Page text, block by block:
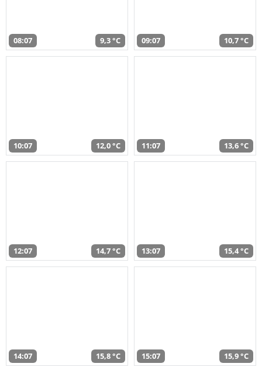
08:07 9,3 °C 09:07 10,7 °C
10:07 12,0 °C 11:07 13,6 °C
12:07 14,7 °C 13:07 15,4 °C
14:07 15,8 °C 15:07 15,9 °C